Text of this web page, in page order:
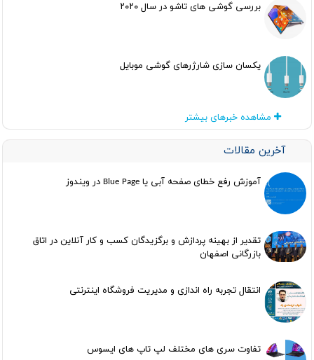
بررسی گوشی های تاشو در سال ۲۰۲۰
یکسان سازی شارژرهای گوشی موبایل
مشاهده خبرهای بیشتر
آخرین مقالات
آموزش رفع خطای صفحه آبی یا Blue Page در ویندوز
تقدیر از بهینه پردازش و برگزیدگان کسب و کار آنلاین در اتاق
بازرگانی اصفهان
انتقال تجربه راه اندازی و مدیریت فروشگاه اینترنتی
تفاوت سری های مختلف لپ تاپ های ایسوس